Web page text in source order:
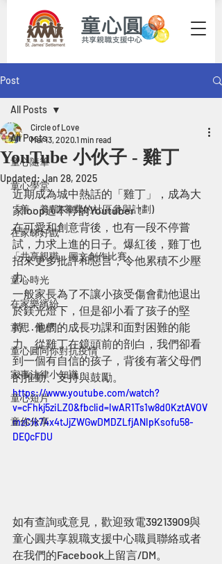
Post
All Posts
童心隨筆
童心學堂
「善」養 (贍養費的社區參與計劃)
在家睇好戲
「共享親職」圖文創作比賽
童心時光
在家樂繽紛
童思 · 童感
童心圓同你對抗疫情
家事法律小知識
童心短片
童你分享
All Posts
YouTube 小伙子 - 雞丁
Circle of Love
Mar 13, 2020 1 min read
Updated: Jan 28, 2025
近期成為城中熱話的「雞丁」，成為大
家loop過不停的Youtuber！
在可愛和創意背後，也有一段不停嘗
試，力求上進的日子。爆紅後，雞丁也
招來更多批評和惡言，令他累積不少壓
力。
一般家長為了不讓小孩受傷會勸他退出
於鎂光燈下，但是卻小看了孩子的堅
持、他們的成長功課和面對困難的能
力。從雞丁在鏡頭前的剖白，我們卻看
到一個有自信的孩子，背後有著父母們
的推動、支持與鼓勵。
https://www.youtube.com/watch?
v=cFhkj5ziLZ0&fbclid=IwAR1Ts1w8d0KztAVOV
mzCIk74x4tJjZWGwDMDZLfjANIpKsofu58-
DEQcFDU
如有查詢或意見，歡迎致電39213909與
童心圓共享親職支援中心職員聯絡或者
在我們的Facebook上留言/DM。